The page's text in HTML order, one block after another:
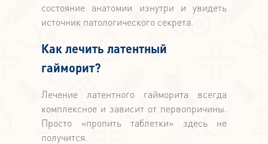
состояние анатомии изнутри и увидеть
источник патологического секрета.
Как лечить латентный
гайморит?
Лечение латентного гайморита всегда
комплексное и зависит от первопричины.
Просто «пропить таблетки» здесь не
получится.